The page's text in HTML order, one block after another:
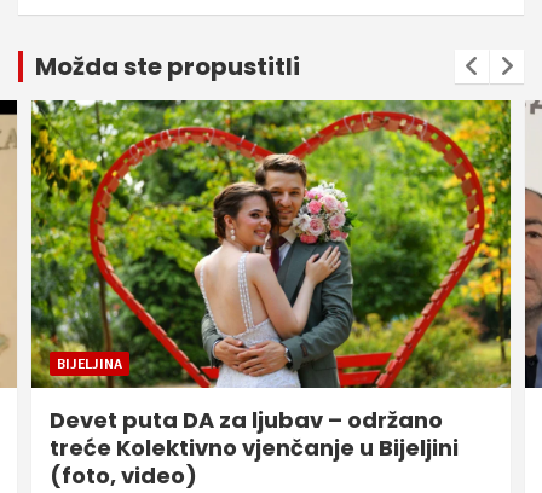
Možda ste propustitli
BIJELJINA
Devet puta DA za ljubav – održano
treće Kolektivno vjenčanje u Bijeljini
(foto, video)